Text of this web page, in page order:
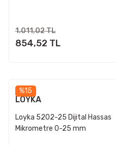
1.011,02 TL
854,52 TL
%15
LOYKA
Loyka 5202-25 Dijital Hassas
Mikrometre 0-25 mm